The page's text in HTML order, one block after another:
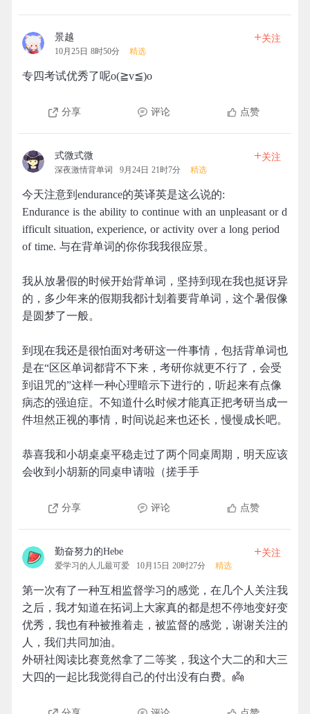
景越
10月25日 8时50分 精选
+关注
专四考试优秀了呢o(≧v≦)o
分享 评论 点赞
式微式微
深夜激情背单词 9月24日 21时7分 精选
+关注
今天注意到endurance的英译英是这么说的:
Endurance is the ability to continue with an unpleasant or d
ifficult situation, experience, or activity over a long period
of time. 与在背单词的你你我我很应景。
我从放暑假的时候开始背单词，坚持到现在我也挺讶异
的，多少年来的假期我都计划着要背单词，这个暑假像
是圆梦了一般。
到现在我还是很怕面对考研这一件事情，包括背单词也
是在“区区单词都背不下来，考研你就更不行了，会受
到诅咒的”这样一种心理暗示下进行的，听起来有点像
病态的强迫症。不知道什么时候才能真正把考研当成一
件坦然正视的事情，时间说起来也还长，慢慢成长吧。
恭喜我和小胡桌桌平稳走过了两个同桌周期，明天应该
会收到小胡新的同桌申请啦（搓手手
分享 评论 点赞
勤奋努力的Hebe
爱学习的人儿最可爱 10月15日 20时27分 精选
+关注
第一次有了一种互相监督学习的感觉，在几个人关注我
之后，我才知道在拓词上大家真的都是想不停地变好变
优秀，我也有种被推着走，被监督的感觉，谢谢关注的
人，我们共同加油。
外研社阅读比赛竟然拿了二等奖，我这个大二的和大三
大四的一起比我觉得自己的付出没有白费。👼